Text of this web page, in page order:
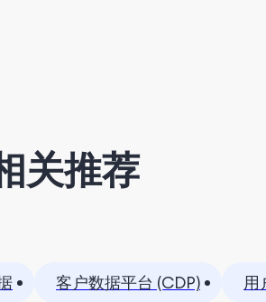
关推荐
客户数据平台 (CDP) 用